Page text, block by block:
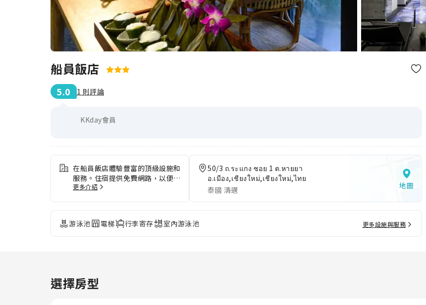
船員飯店
5.0 1 則評論
KKday會員
在船員飯店體驗豐富的頂級設施和
服務。住宿提供免費網路，以便您
在住宿期間保持訊息暢通。住宿提
邁景點。住宿提供前台服務和禮賓
服務。如果您需要幫助，票務服務
還能協助您預訂票券和附近最精彩
的演出及活動。不論您是長期住宿
的是，在住宿就可享受這項服務。
住宿提供的客房服務使其成為絕佳
更多介紹
50/3 ถ.ระแกง ซอย 1 ต.หายยา
อ.เมือง,เชียงใหม่,เชียงใหม่,ไทย
泰國 清邁
地圖
游泳池 電梯 行李寄存 室內游泳池 更多設施與服務
選擇房型